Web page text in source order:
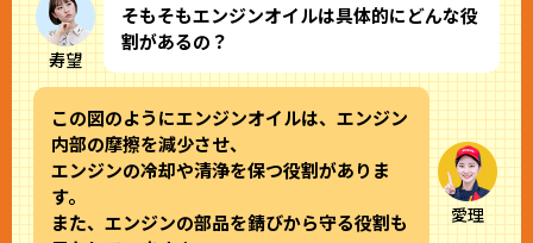
寿望
そもそもエンジンオイルは具体的にどんな役
割があるの？
愛理
この図のようにエンジンオイルは、エンジン
内部の摩擦を減少させ、
エンジンの冷却や清浄を保つ役割がありま
す。
また、エンジンの部品を錆びから守る役割も